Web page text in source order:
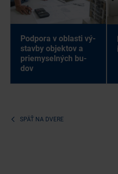
Pod­po­ra v ob­las­ti vý­
stav­by ob­jek­tov a
prie­my­sel­ných bu­
dov
SPÄŤ NA DVERE